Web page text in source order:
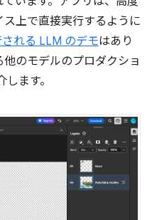
上で直接実行するように
れる LLM のデモはあり
のモデルのプロダクショ
ます。